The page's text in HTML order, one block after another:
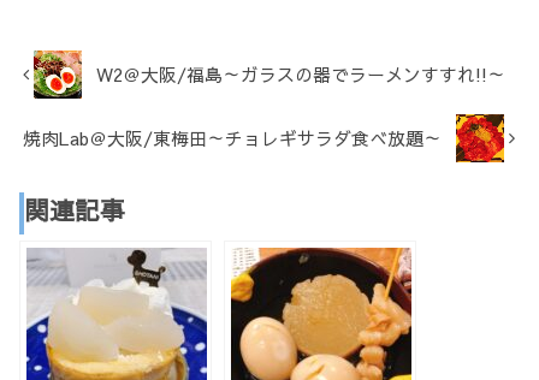
W2＠大阪/福島～ガラスの器でラーメンすすれ!!～
焼肉Lab＠大阪/東梅田～チョレギサラダ食べ放題～
関連記事